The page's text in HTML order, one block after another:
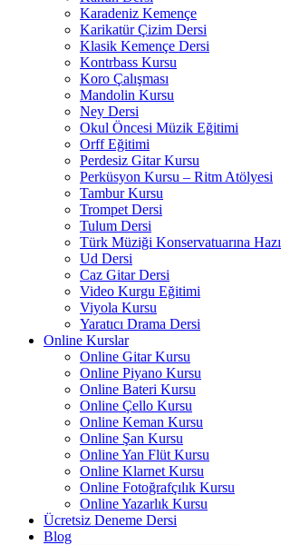
Karadeniz Kemençe
Karikatür Çizim Dersi
Klasik Kemençe Dersi
Kontrbass Kursu
Koro Çalışması
Mandolin Kursu
Ney Dersi
Okul Öncesi Müzik Eğitimi
Orff Eğitimi
Perdesiz Gitar Kursu
Perküsyon Kursu – Ritm Atölyesi
Tambur Kursu
Trompet Dersi
Tulum Dersi
Türk Müziği Konservatuarına
Ud Dersi
Caz Gitar Dersi
Video Kurgu Eğitimi
Viyola Kursu
Yaratıcı Drama Dersi
Online Kurslar
Online Gitar Kursu
Online Piyano Kursu
Online Bateri Kursu
Online Çello Kursu
Online Keman Kursu
Online Şan Kursu
Online Yan Flüt Kursu
Online Klarnet Kursu
Online Fotoğrafçılık Kursu
Online Yazarlık Kursu
Ücretsiz Deneme Dersi
Blog